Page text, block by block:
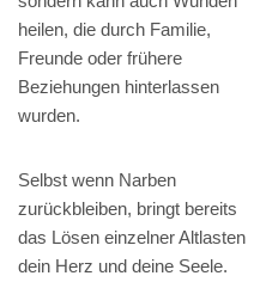
heilen, die durch Familie,
Freunde oder frühere
Beziehungen hinterlassen
wurden.
Selbst wenn Narben
zurückbleiben, bringt bereits
das Lösen einzelner Altlasten
dein Herz und deine Seele.